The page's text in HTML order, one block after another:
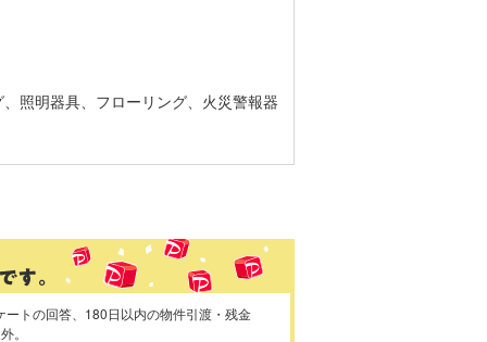
照明器具、フローリング、火災警報器
トの回答、180日以内の物件引渡・残金
。